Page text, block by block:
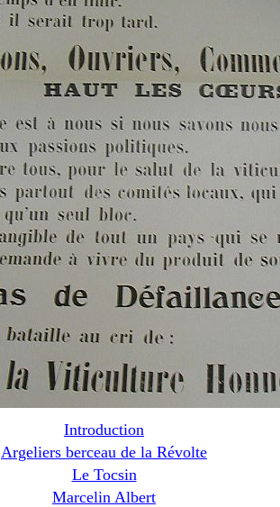
Introduction
Argeliers berceau de la Révolte
Le Tocsin
Marcelin Albert